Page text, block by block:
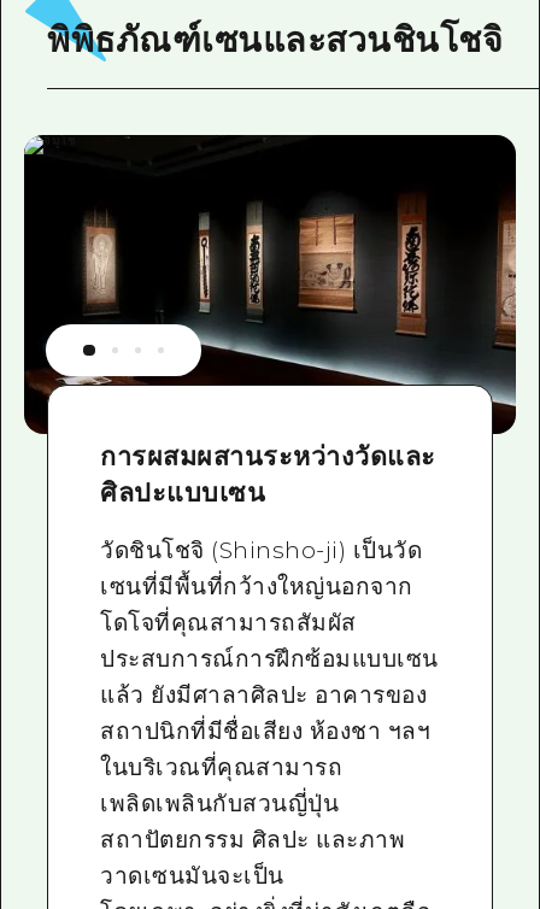
พิพิธภัณฑ์เซนและสวนชินโชจิ
การผสมผสานระหว่างวัดและ
ศิลปะแบบเซน
วัดชินโชจิ (Shinsho-ji) เป็นวัด
เซนที่มีพื้นที่กว้างใหญ่นอกจาก
โดโจที่คุณสามารถสัมผัส
ประสบการณ์การฝึกซ้อมแบบเซน
แล้ว ยังมีศาลาศิลปะ อาคารของ
สถาปนิกที่มีชื่อเสียง ห้องชา ฯลฯ
ในบริเวณที่คุณสามารถ
เพลิดเพลินกับสวนญี่ปุ่น
สถาปัตยกรรม ศิลปะ และภาพ
วาดเซนมันจะเป็น